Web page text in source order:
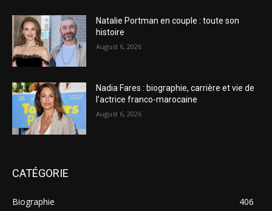
Natalie Portman en couple : toute son
histoire
August 6, 2026
Nadia Fares : biographie, carrière et vie de
l’actrice franco-marocaine
August 6, 2026
CATÉGORIE
Biographie
406